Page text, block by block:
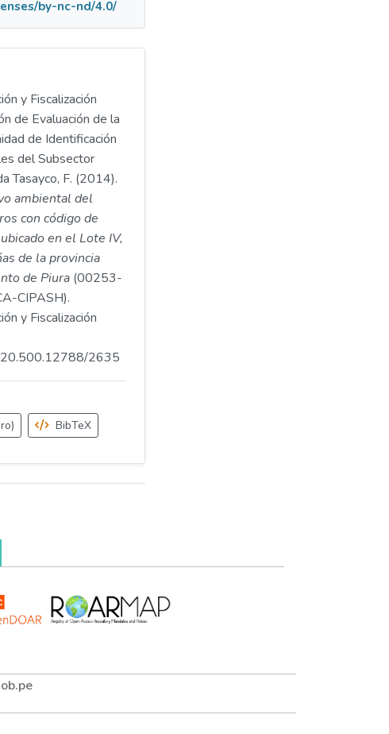
by-nc-nd/4.0/
y Fiscalización
de Evaluación de la
de Identificación
del Subsector
Tasayco, F. (2014).
ambiental del
con código de
en el Lote IV,
de la provincia
de Piura (00253-
CIPASH).
y Fiscalización
2635
BibTeX